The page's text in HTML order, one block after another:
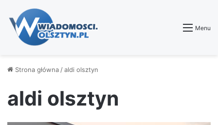
Menu
Strona główna /aldi olsztyn
aldi olsztyn